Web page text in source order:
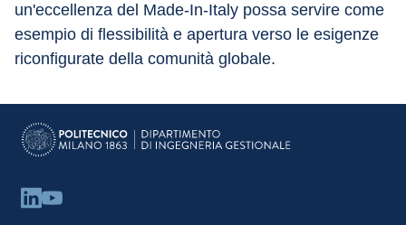
un'eccellenza del Made-In-Italy possa servire come
esempio di flessibilità e apertura verso le esigenze
riconfigurate della comunità globale.